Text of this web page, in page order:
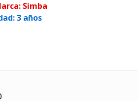
Simba
3 años